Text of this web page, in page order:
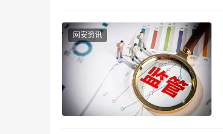
网安资讯